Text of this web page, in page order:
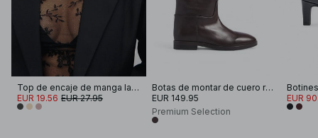
Top de encaje de manga larga
EUR 19.56 EUR 27.95
Botas de montar de cuero rectas
EUR 149.95
Premium Selection
EUR